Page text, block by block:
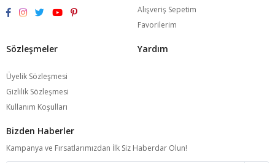
Alışveriş Sepetim
Favorilerim
Sözleşmeler
Üyelik Sözleşmesi
Gizlilik Sözleşmesi
Kullanım Koşulları
Yardım
Bizden Haberler
Kampanya ve Fırsatlarımızdan İlk Siz Haberdar Olun!